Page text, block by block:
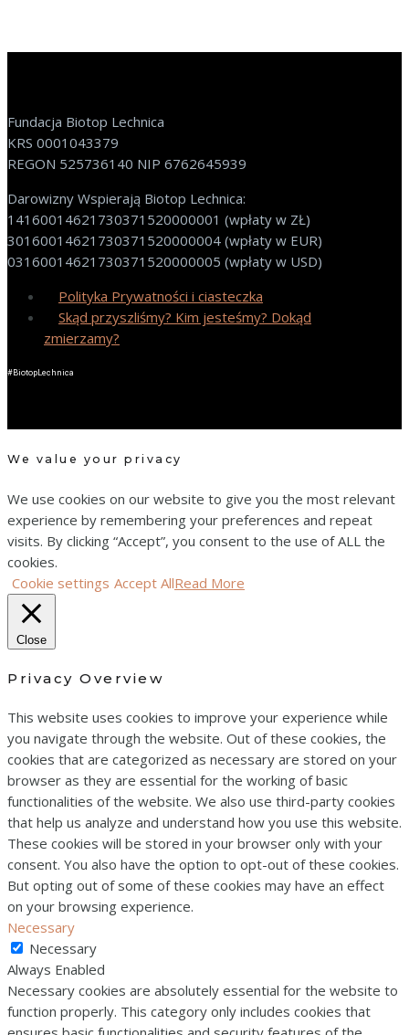
Fundacja Biotop Lechnica
KRS 0001043379
REGON 525736140 NIP 6762645939
Darowizny Wspierają Biotop Lechnica:
14160014621730371520000001 (wpłaty w ZŁ)
30160014621730371520000004 (wpłaty w EUR)
03160014621730371520000005 (wpłaty w USD)
Polityka Prywatności i ciasteczka
Skąd przyszliśmy? Kim jesteśmy? Dokąd
zmierzamy?
#BiotopLechnica
We value your privacy
We use cookies on our website to give you the most relevant
experience by remembering your preferences and repeat
visits. By clicking “Accept”, you consent to the use of ALL the
cookies.
Cookie settings Accept AllRead More
Close
Privacy Overview
This website uses cookies to improve your experience while
you navigate through the website. Out of these cookies, the
cookies that are categorized as necessary are stored on your
browser as they are essential for the working of basic
functionalities of the website. We also use third-party cookies
that help us analyze and understand how you use this website.
These cookies will be stored in your browser only with your
consent. You also have the option to opt-out of these cookies.
But opting out of some of these cookies may have an effect
on your browsing experience.
Necessary
Necessary
Always Enabled
Necessary cookies are absolutely essential for the website to
function properly. This category only includes cookies that